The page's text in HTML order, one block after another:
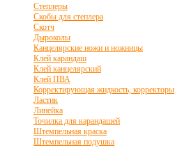
Степлеры
Скобы для степлера
Скотч
Дыроколы
Канцелярские ножи и ножницы
Клей карандаш
Клей канцелярский
Клей ПВА
Корректирующая жидкость, корректоры
Ластик
Линейка
Точилка для карандашей
Штемпельная краска
Штемпельная подушка